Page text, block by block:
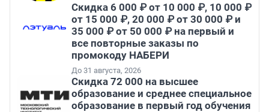
Скидка 6 000 ₽ от 10 000 ₽, 10 000 ₽
от 15 000 ₽, 20 000 ₽ от 30 000 ₽ и
35 000 ₽ от 50 000 ₽ на первый и
все повторные заказы по
промокоду НАБЕРИ
До 31 августа, 2026
Скидка 72 000 на высшее
образование и среднее специальное
образование в первый год обучения